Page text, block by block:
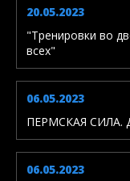
20.05.2023
"Тренировки во
всех"
06.05.2023
ПЕРМСКАЯ СИЛА.
06.05.2023